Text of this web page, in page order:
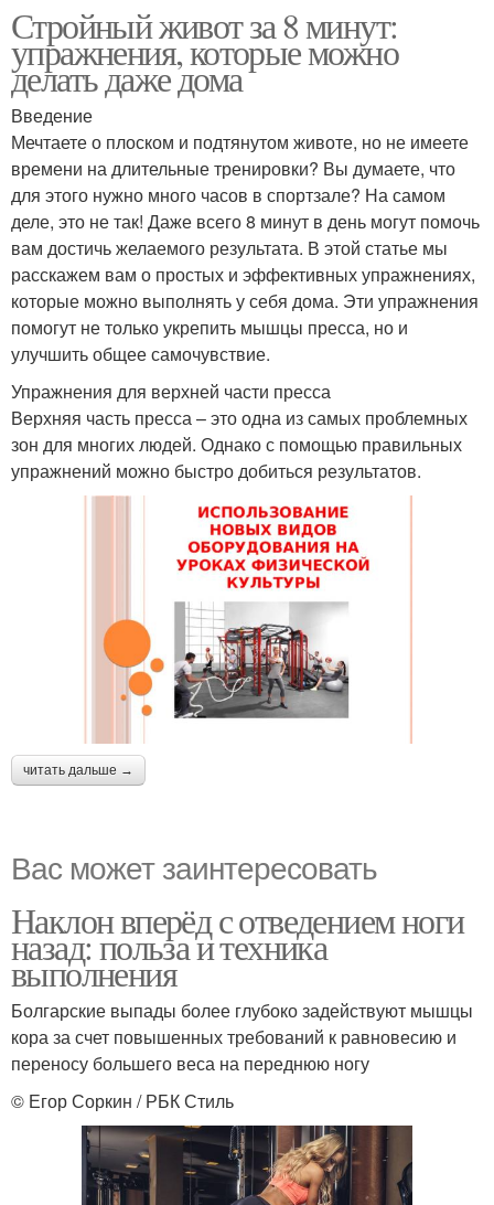
Стройный живот за 8 минут:
упражнения, которые можно
делать даже дома
Введение
Мечтаете о плоском и подтянутом животе, но не имеете
времени на длительные тренировки? Вы думаете, что
для этого нужно много часов в спортзале? На самом
деле, это не так! Даже всего 8 минут в день могут помочь
вам достичь желаемого результата. В этой статье мы
расскажем вам о простых и эффективных упражнениях,
которые можно выполнять у себя дома. Эти упражнения
помогут не только укрепить мышцы пресса, но и
улучшить общее самочувствие.
Упражнения для верхней части пресса
Верхняя часть пресса – это одна из самых проблемных
зон для многих людей. Однако с помощью правильных
упражнений можно быстро добиться результатов.
читать дальше →
Вас может заинтересовать
Наклон вперёд с отведением ноги
назад: польза и техника
выполнения
Болгарские выпады более глубоко задействуют мышцы
кора за счет повышенных требований к равновесию и
переносу большего веса на переднюю ногу
© Егор Соркин / РБК Стиль